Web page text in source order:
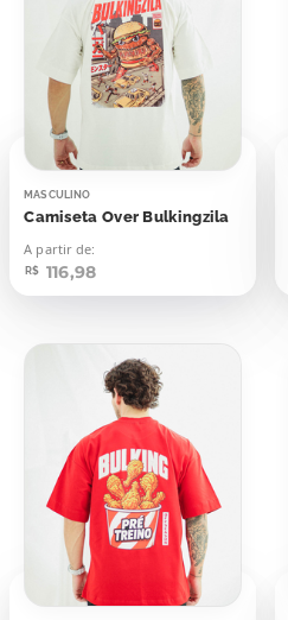
MASCULINO
Camiseta Over Bulkingzila
A partir de:
R$ 116,98